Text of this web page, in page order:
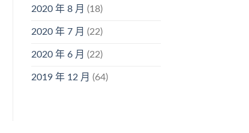
2020 年 8 月 (18)
2020 年 7 月 (22)
2020 年 6 月 (22)
2019 年 12 月 (64)